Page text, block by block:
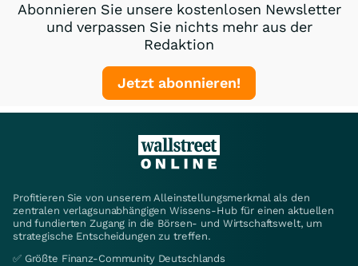
Abonnieren Sie unsere kostenlosen Newsletter
und verpassen Sie nichts mehr aus der
Redaktion
Jetzt abonnieren!
Profitieren Sie von unserem Alleinstellungsmerkmal als den
zentralen verlagsunabhängigen Wissens-Hub für einen aktuellen
und fundierten Zugang in die Börsen- und Wirtschaftswelt, um
strategische Entscheidungen zu treffen.
✅ Größte Finanz-Community Deutschlands